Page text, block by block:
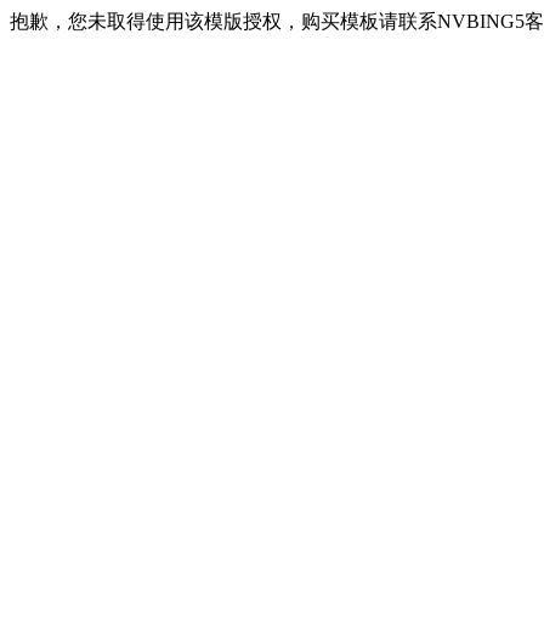
抱歉，您未取得使用该模版授权，购买模板请联系NVBING5客